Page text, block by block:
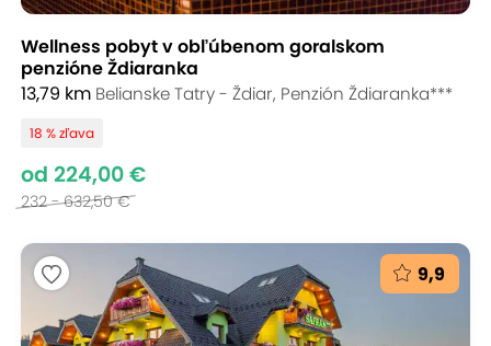
Wellness pobyt v obľúbenom goralskom
penzióne Ždiaranka
13,79 km Belianske Tatry - Ždiar, Penzión Ždiaranka***
18 % zľava
od 224,00 €
232 - 632,50 €
9,9